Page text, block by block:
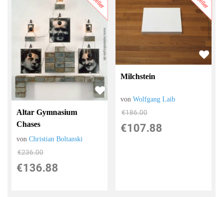
Altar Gymnasium
Chases
vonChristian Boltanski
€236.00
€136.88
Milchstein
vonWolfgang Laib
€186.00
€107.88